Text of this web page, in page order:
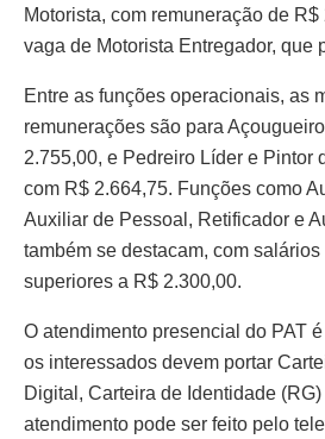
Motorista, com remuneração de R$
vaga de Motorista Entregador, que
Entre as funções operacionais, as
remunerações são para
2.755,00, e Pedreiro Líder e Pintor
com R$ 2.664,75. Funções como
Auxiliar de Pessoal, Retificador e
também se destacam, com
superiores a R$ 2.300,00.
O atendimento presencial do PAT
os interessados devem portar
Digital, Carteira de Identidade (RG)
atendimento pode ser feito pelo